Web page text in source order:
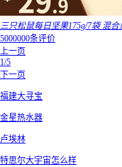
三只松鼠每日坚果175g/7袋 混
5000000条评价
上一页
1/5
下一页
福建大寻宝
金星热水器
卢埃林
特思尔大宇宙怎么样